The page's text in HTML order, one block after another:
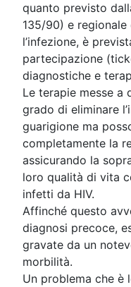
quanto previsto
135/90) e
l’infezione, è
partecipazione
diagnostiche e
Le terapie messe a
grado di eliminare
guarigione ma
completamente la
assicurando la
loro qualità di vita
infetti da HIV.
Affinché questo
diagnosi precoce,
gravate da un
morbilità.
Un problema che è